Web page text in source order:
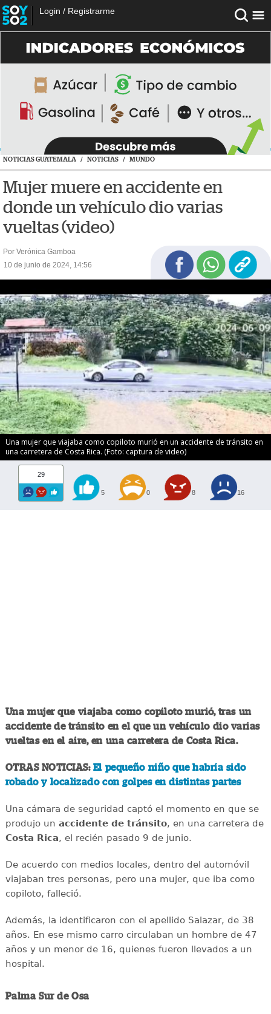
Login / Registrarme
NOTICIAS GUATEMALA / NOTICIAS / MUNDO
Mujer muere en accidente en
donde un vehículo dio varias
vueltas (video)
Por Verónica Gamboa
10 de junio de 2024, 14:56
Una mujer que viajaba como copiloto murió en un accidente de tránsito en
una carretera de Costa Rica. (Foto: captura de video)
29
5 0 8 16
Una mujer que viajaba como copiloto murió, tras un
accidente de tránsito en el que un vehículo dio varias
vueltas en el aire, en una carretera de Costa Rica.
OTRAS NOTICIAS: El pequeño niño que habría sido
robado y localizado con golpes en distintas partes
Una cámara de seguridad captó el momento en que se
produjo un accidente de tránsito, en una carretera de
Costa Rica, el recién pasado 9 de junio.
De acuerdo con medios locales, dentro del automóvil
viajaban tres personas, pero una mujer, que iba como
copiloto, falleció.
Además, la identificaron con el apellido Salazar, de 38
años. En ese mismo carro circulaban un hombre de 47
años y un menor de 16, quienes fueron llevados a un
hospital.
Palma Sur de Osa